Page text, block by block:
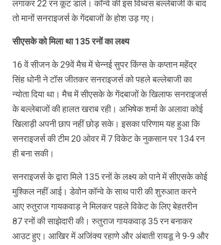
लगाकर 22 रन कूट डाले। कॉन्वे की इस विध्वंस बल्लेबाजी के बाद
तो मानों सनराइजर्स के गेंदबाजों के होश उड़ गए।
सीएसके को मिला था 135 रनों का लक्ष्य
16 वें सीजन के 29वें मैच में चेन्नई सुपर किंग्स के कप्तान महेंद्र
सिंह धोनी ने टॉस जीतकर सनराइजर्स को पहले बल्लेबाजी का
न्योता दिया था। मैच में सीएसके के गेंदबाजों के खिलाफ सनराइजर्स
के बल्लेबाजों की हालत खराब रही। अभिषेक शर्मा के अलावा कोई
खिलाड़ी अपनी छाप नहीं छोड़ सके। इसका परिणाम यह हुआ कि
सनराइजर्स की टीम 20 ओवर में 7 विकेट के नुकसान पर 134 रन
ही बना सकी।
सनराइजर्स के द्वारा मिले 135 रनों के लक्ष्य को पाने में सीएसके कोई
मुश्किल नहीं आई। डेवोन कॉन्वे के साथ पारी की शुरुआत करने
आए रुतुराज गायकवाड़ ने मिलकर पहले विकेट के लिए बेहतरीन
87 रनों की साझेदारी की। रुतुराज गायकवाड़ 35 रन बनाकर
आउट हुए। आखिर में अजिंक्य रहाणे और अंबाती रायडू ने 9-9 और